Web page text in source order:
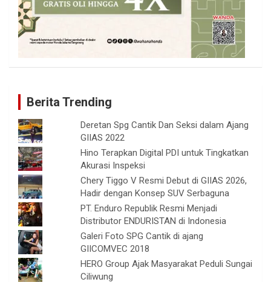
Berita Trending
Deretan Spg Cantik Dan Seksi dalam Ajang
GIIAS 2022
Hino Terapkan Digital PDI untuk Tingkatkan
Akurasi Inspeksi
Chery Tiggo V Resmi Debut di GIIAS 2026,
Hadir dengan Konsep SUV Serbaguna
PT. Enduro Republik Resmi Menjadi
Distributor ENDURISTAN di Indonesia
Galeri Foto SPG Cantik di ajang
GIICOMVEC 2018
HERO Group Ajak Masyarakat Peduli Sungai
Ciliwung